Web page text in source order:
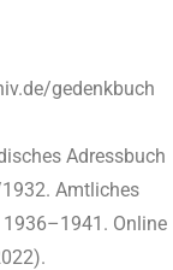
gedenkbuch
Adressbuch
Amtliches
Online